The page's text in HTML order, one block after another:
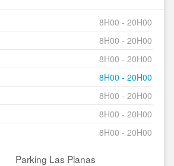
8H00 - 20H00
8H00 - 20H00
8H00 - 20H00
8H00 - 20H00
8H00 - 20H00
8H00 - 20H00
8H00 - 20H00
Parking Las Planas